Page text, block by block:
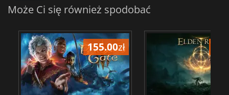
Może Ci się również spodobać
155.00zł